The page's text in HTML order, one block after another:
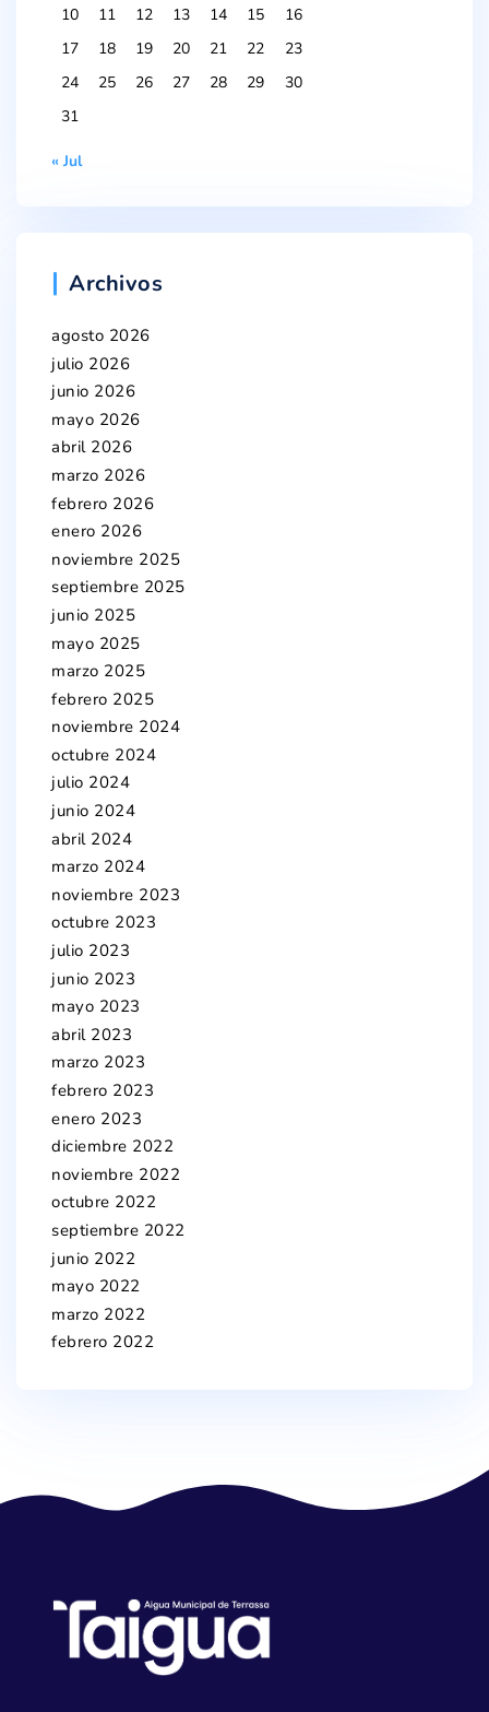
10 11 12 13 14 15
16
17
18 19 20 21 22
23
24
25 26 27 28 29
30
31
« Jul
Archivos
agosto 2026
julio 2026
junio 2026
mayo 2026
abril 2026
marzo 2026
febrero 2026
enero 2026
noviembre 2025
septiembre 2025
junio 2025
mayo 2025
marzo 2025
febrero 2025
noviembre 2024
octubre 2024
julio 2024
junio 2024
abril 2024
marzo 2024
noviembre 2023
octubre 2023
julio 2023
junio 2023
mayo 2023
abril 2023
marzo 2023
febrero 2023
enero 2023
diciembre 2022
noviembre 2022
octubre 2022
septiembre 2022
junio 2022
mayo 2022
marzo 2022
febrero 2022